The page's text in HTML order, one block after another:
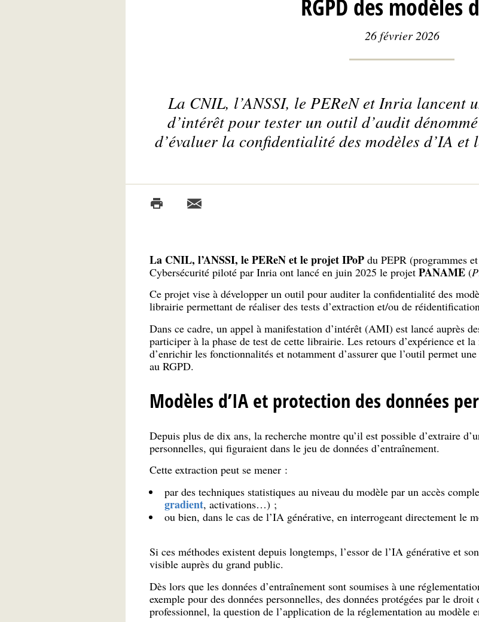
RGPD des modèles
26 février 2026
La CNIL, l’ANSSI, le PEReN et Inria lancent
d’intérêt pour tester un outil d’audit
d’évaluer la confidentialité des modèles d’IA
La CNIL, l’ANSSI, le PEReN et le projet IPoPdu PEPR (programmes
Cybersécurité piloté par Inria ont lancé en juin 2025 le projet PANAME (
Ce projet vise à développer un outil pour auditer la confidentialité des
librairie permettant de réaliser des tests d’extraction et/ou de
Dans ce cadre, un appel à manifestation d’intérêt (AMI) est lancé auprès
participer à la phase de test de cette librairie. Les retours d’expérience et
d’enrichir les fonctionnalités et notamment d’assurer que l’outil permet
au RGPD.
Modèles d’IA et protection des données
Depuis plus de dix ans, la recherche montre qu’il est possible d’extraire
personnelles, qui figuraient dans le jeu de données d’entraînement.
Cette extraction peut se mener :
par des techniques statistiques au niveau du modèle par un accès
gradient, activations…) ;
ou bien, dans le cas de l’IA générative, en interrogeant directement le
Si ces méthodes existent depuis longtemps, l’essor de l’IA générative et
visible auprès du grand public.
Dès lors que les données d’entraînement sont soumises à une
exemple pour des données personnelles, des données protégées par le
professionnel, la question de l’application de la réglementation au modèle